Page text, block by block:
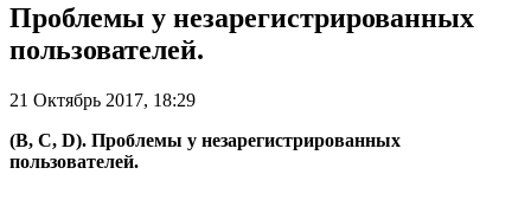
Проблемы у незарегистрированных
пользователей.
21 Октябрь 2017, 18:29
(B, C, D). Проблемы у незарегистрированных
пользователей.